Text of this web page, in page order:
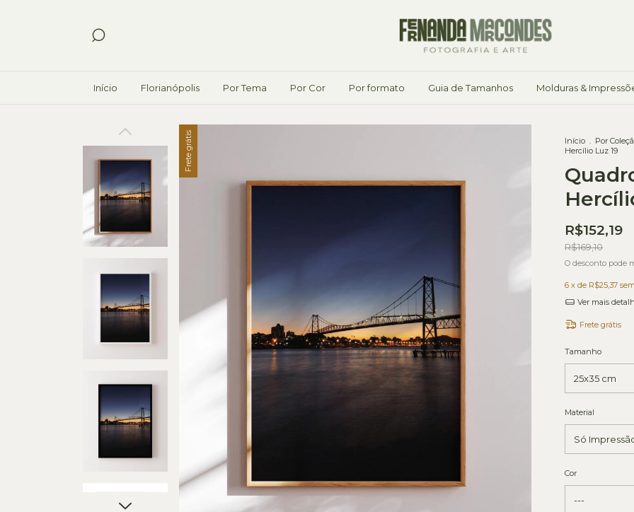
Início Florianópolis Por Tema Por Cor Por formato Guia de Tamanhos Molduras &
Frete grátis Início . Por
Hercílio Luz 19
R$152,19
R$169,10
O desconto pode
6 x de R$25,37
Ver mais
Frete grátis
Tamanho
Material
Cor